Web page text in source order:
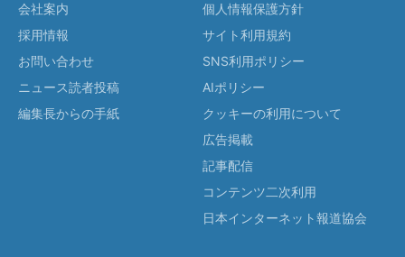
会社案内
採用情報
お問い合わせ
ニュース読者投稿
編集長からの手紙
個人情報保護方針
サイト利用規約
SNS利用ポリシー
AIポリシー
クッキーの利用について
広告掲載
記事配信
コンテンツ二次利用
日本インターネット報道協会